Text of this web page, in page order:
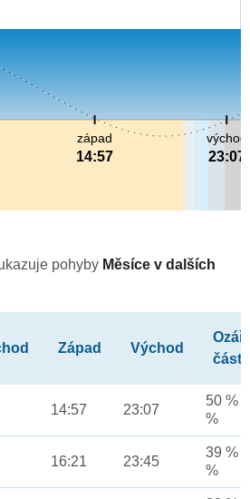
východ
23:07
západ
14:57
pohyby Měsíce v dalších
Západ Východ
část
14:57 23:07
50 %
%
16:21 23:45
39 %
%